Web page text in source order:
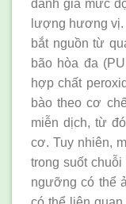
đánh giá mức
lượng hương vị.
bắt nguồn từ
bão hòa đa
hợp chất
bào theo cơ
miễn dịch, từ
cơ. Tuy nhiên,
trong suốt
ngưỡng có thể